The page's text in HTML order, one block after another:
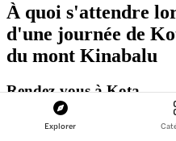
Explorer
À quoi s'attendre
d'une journée de
du mont Kinabalu
Rendez-vous à Kota
Kinabalu